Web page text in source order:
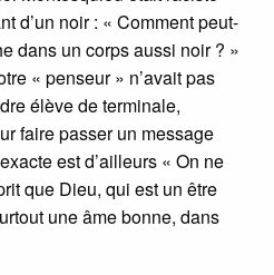
d’un noir : « Comment peut-
dans un corps aussi noir ? »
« penseur » n’avait pas
élève de terminale,
faire passer un message
est d’ailleurs « On ne
que Dieu, qui est un être
une âme bonne, dans